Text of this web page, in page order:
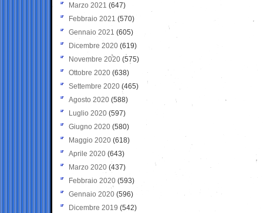
Marzo 2021 (647)
Febbraio 2021 (570)
Gennaio 2021 (605)
Dicembre 2020 (619)
Novembre 2020 (575)
Ottobre 2020 (638)
Settembre 2020(465)
Agosto 2020 (588)
Luglio 2020 (597)
Giugno 2020 (580)
Maggio 2020 (618)
Aprile 2020 (643)
Marzo 2020 (437)
Febbraio 2020 (593)
Gennaio 2020 (596)
Dicembre 2019 (542)